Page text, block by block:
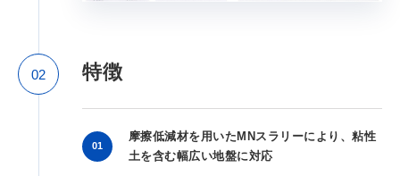
02 特徴
01
摩擦低減材を用いたMNスラリーにより、粘性
土を含む幅広い地盤に対応